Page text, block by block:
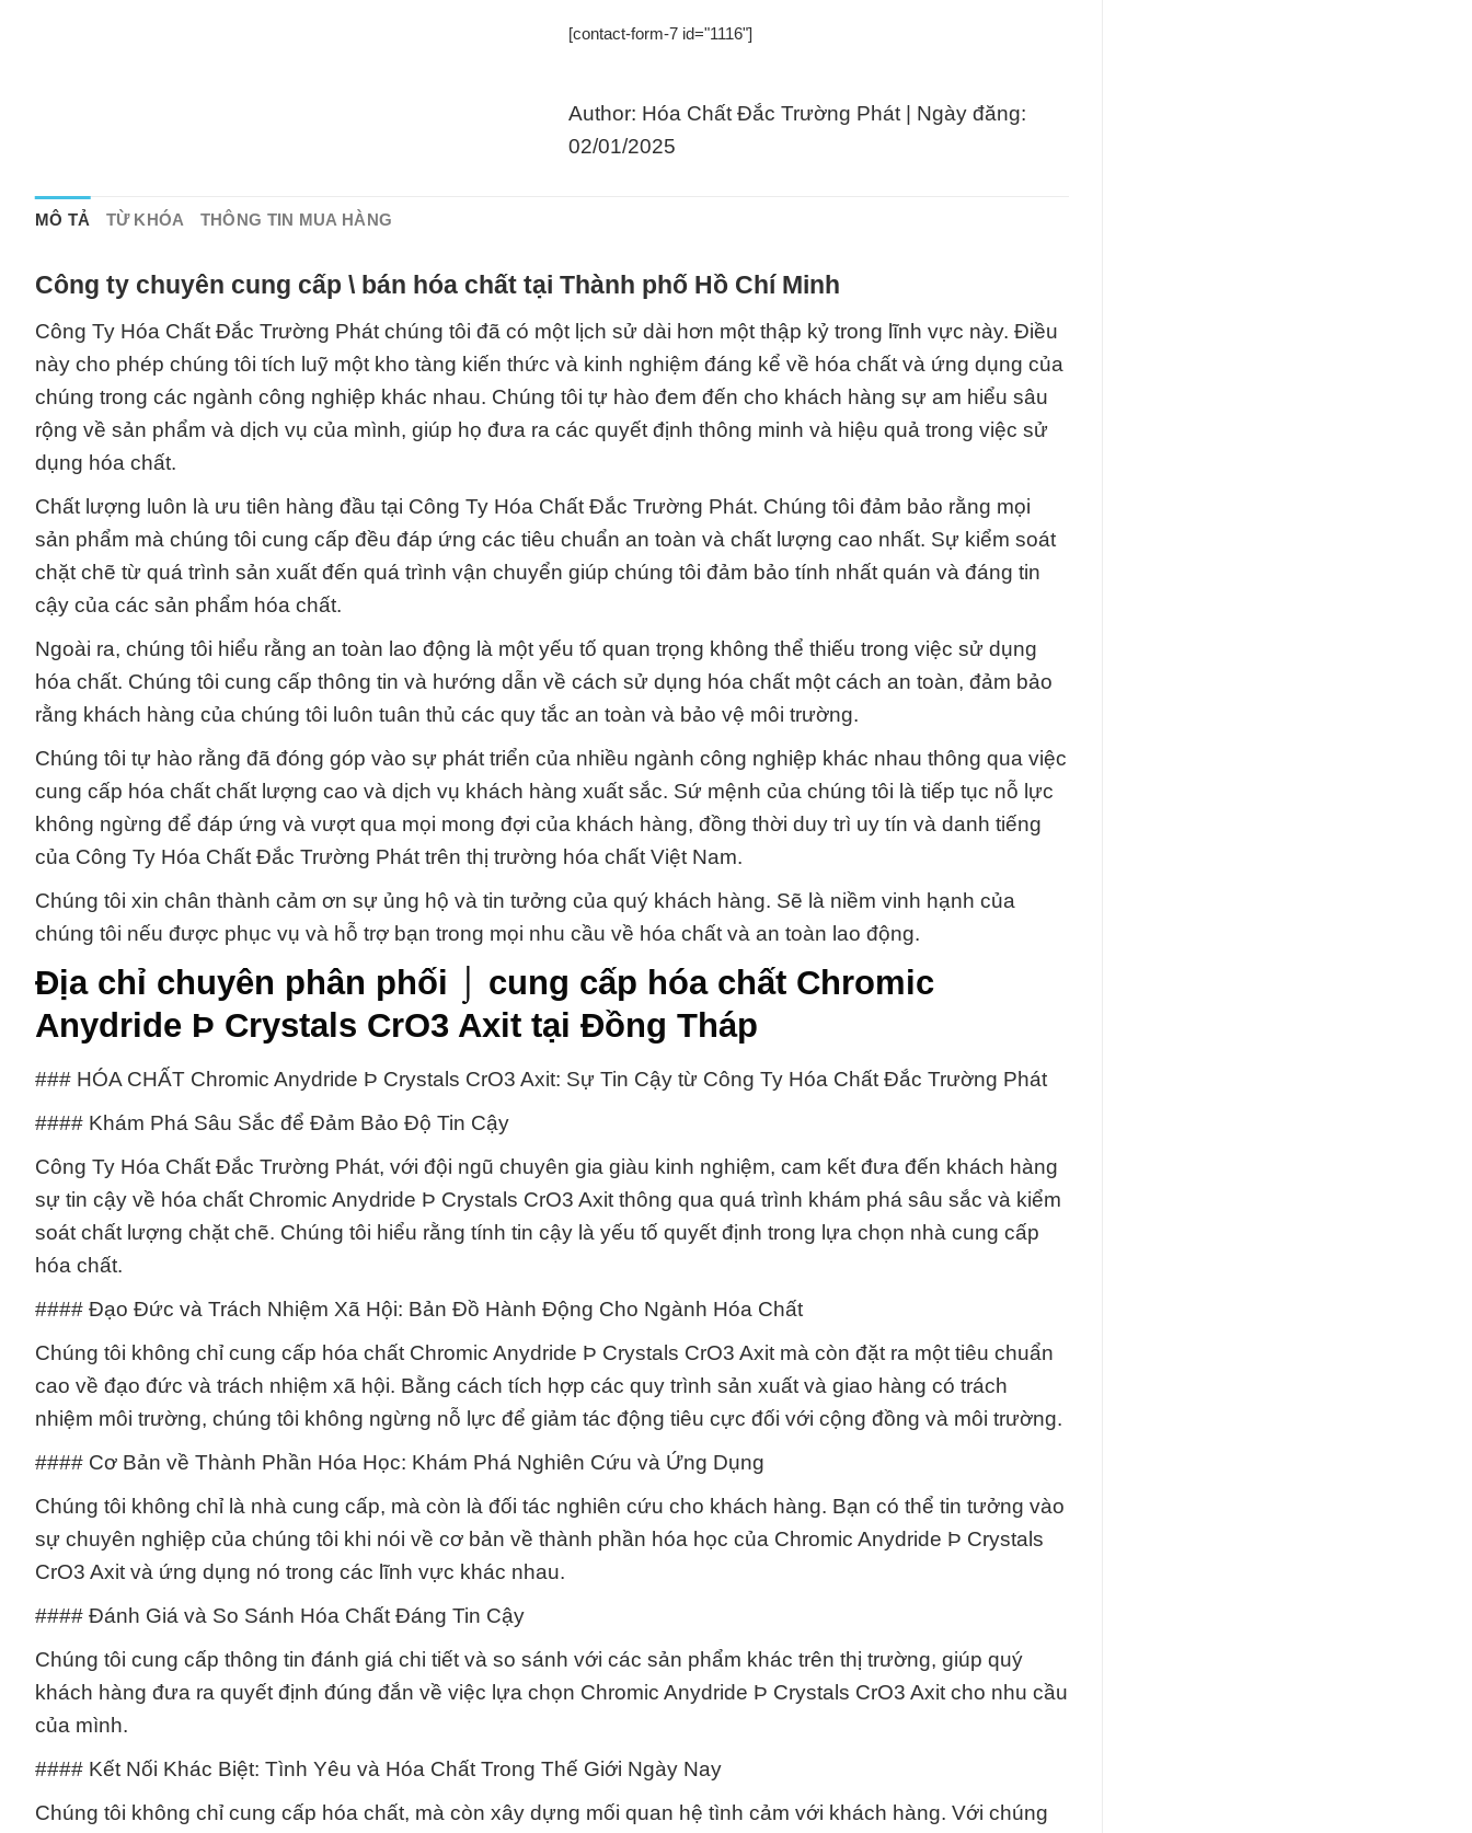
[contact-form-7 id="1116"]
Author: Hóa Chất Đắc Trường Phát | Ngày đăng:
02/01/2025
MÔ TẢ TỪ KHÓA THÔNG TIN MUA HÀNG
Công ty chuyên cung cấp \ bán hóa chất tại Thành phố Hồ Chí Minh
Công Ty Hóa Chất Đắc Trường Phát chúng tôi đã có một lịch sử dài hơn một thập kỷ trong lĩnh vực này. Điều
này cho phép chúng tôi tích luỹ một kho tàng kiến thức và kinh nghiệm đáng kể về hóa chất và ứng dụng của
chúng trong các ngành công nghiệp khác nhau. Chúng tôi tự hào đem đến cho khách hàng sự am hiểu sâu
rộng về sản phẩm và dịch vụ của mình, giúp họ đưa ra các quyết định thông minh và hiệu quả trong việc sử
dụng hóa chất.
Chất lượng luôn là ưu tiên hàng đầu tại Công Ty Hóa Chất Đắc Trường Phát. Chúng tôi đảm bảo rằng mọi
sản phẩm mà chúng tôi cung cấp đều đáp ứng các tiêu chuẩn an toàn và chất lượng cao nhất. Sự kiểm soát
chặt chẽ từ quá trình sản xuất đến quá trình vận chuyển giúp chúng tôi đảm bảo tính nhất quán và đáng tin
cậy của các sản phẩm hóa chất.
Ngoài ra, chúng tôi hiểu rằng an toàn lao động là một yếu tố quan trọng không thể thiếu trong việc sử dụng
hóa chất. Chúng tôi cung cấp thông tin và hướng dẫn về cách sử dụng hóa chất một cách an toàn, đảm bảo
rằng khách hàng của chúng tôi luôn tuân thủ các quy tắc an toàn và bảo vệ môi trường.
Chúng tôi tự hào rằng đã đóng góp vào sự phát triển của nhiều ngành công nghiệp khác nhau thông qua việc
cung cấp hóa chất chất lượng cao và dịch vụ khách hàng xuất sắc. Sứ mệnh của chúng tôi là tiếp tục nỗ lực
không ngừng để đáp ứng và vượt qua mọi mong đợi của khách hàng, đồng thời duy trì uy tín và danh tiếng
của Công Ty Hóa Chất Đắc Trường Phát trên thị trường hóa chất Việt Nam.
Chúng tôi xin chân thành cảm ơn sự ủng hộ và tin tưởng của quý khách hàng. Sẽ là niềm vinh hạnh của
chúng tôi nếu được phục vụ và hỗ trợ bạn trong mọi nhu cầu về hóa chất và an toàn lao động.
Địa chỉ chuyên phân phối ⌡ cung cấp hóa chất Chromic
Anydride Þ Crystals CrO3 Axit tại Đồng Tháp
### HÓA CHẤT Chromic Anydride Þ Crystals CrO3 Axit: Sự Tin Cậy từ Công Ty Hóa Chất Đắc Trường Phát
#### Khám Phá Sâu Sắc để Đảm Bảo Độ Tin Cậy
Công Ty Hóa Chất Đắc Trường Phát, với đội ngũ chuyên gia giàu kinh nghiệm, cam kết đưa đến khách hàng
sự tin cậy về hóa chất Chromic Anydride Þ Crystals CrO3 Axit thông qua quá trình khám phá sâu sắc và kiểm
soát chất lượng chặt chẽ. Chúng tôi hiểu rằng tính tin cậy là yếu tố quyết định trong lựa chọn nhà cung cấp
hóa chất.
#### Đạo Đức và Trách Nhiệm Xã Hội: Bản Đồ Hành Động Cho Ngành Hóa Chất
Chúng tôi không chỉ cung cấp hóa chất Chromic Anydride Þ Crystals CrO3 Axit mà còn đặt ra một tiêu chuẩn
cao về đạo đức và trách nhiệm xã hội. Bằng cách tích hợp các quy trình sản xuất và giao hàng có trách
nhiệm môi trường, chúng tôi không ngừng nỗ lực để giảm tác động tiêu cực đối với cộng đồng và môi trường.
#### Cơ Bản về Thành Phần Hóa Học: Khám Phá Nghiên Cứu và Ứng Dụng
Chúng tôi không chỉ là nhà cung cấp, mà còn là đối tác nghiên cứu cho khách hàng. Bạn có thể tin tưởng vào
sự chuyên nghiệp của chúng tôi khi nói về cơ bản về thành phần hóa học của Chromic Anydride Þ Crystals
CrO3 Axit và ứng dụng nó trong các lĩnh vực khác nhau.
#### Đánh Giá và So Sánh Hóa Chất Đáng Tin Cậy
Chúng tôi cung cấp thông tin đánh giá chi tiết và so sánh với các sản phẩm khác trên thị trường, giúp quý
khách hàng đưa ra quyết định đúng đắn về việc lựa chọn Chromic Anydride Þ Crystals CrO3 Axit cho nhu cầu
của mình.
#### Kết Nối Khác Biệt: Tình Yêu và Hóa Chất Trong Thế Giới Ngày Nay
Chúng tôi không chỉ cung cấp hóa chất, mà còn xây dựng mối quan hệ tình cảm với khách hàng. Với chúng